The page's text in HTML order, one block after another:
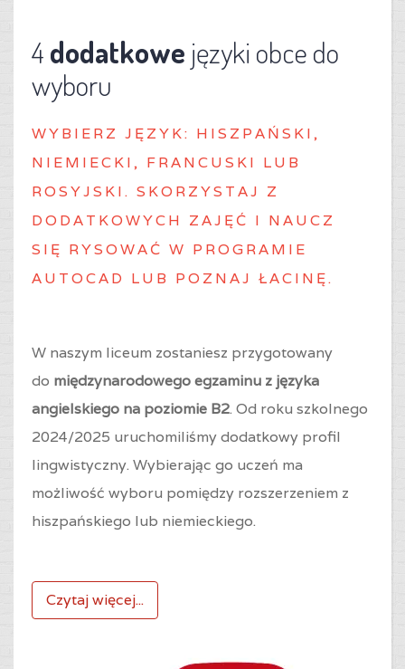
4dodatkowe języki obce do
wyboru
WYBIERZ J ĘZYK: HISZPAŃSKI,
NIEMIECKI, FRANCUSKI LUB
ROSYJSKI. SKORZYSTAJ Z
DODATKOWYCH ZAJĘĆ I NAUCZ
SIĘ RYSOWAĆ W PROGRAMIE
AUTOCAD LUB POZNAJ ŁACINĘ.
W naszym liceum zostaniesz przygotowany
do międzynarodowego egzaminu z języka
angielskiego na poziomie B2. Od roku szkolnego
2024/2025 uruchomiliśmy dodatkowy profil
lingwistyczny. Wybierając go uczeń ma
możliwość wyboru pomiędzy rozszerzeniem z
hiszpańskiego lub niemieckiego.
Czytaj więcej...